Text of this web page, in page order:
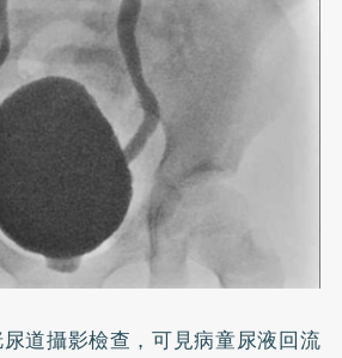
道攝影檢查，可見病童尿液回流